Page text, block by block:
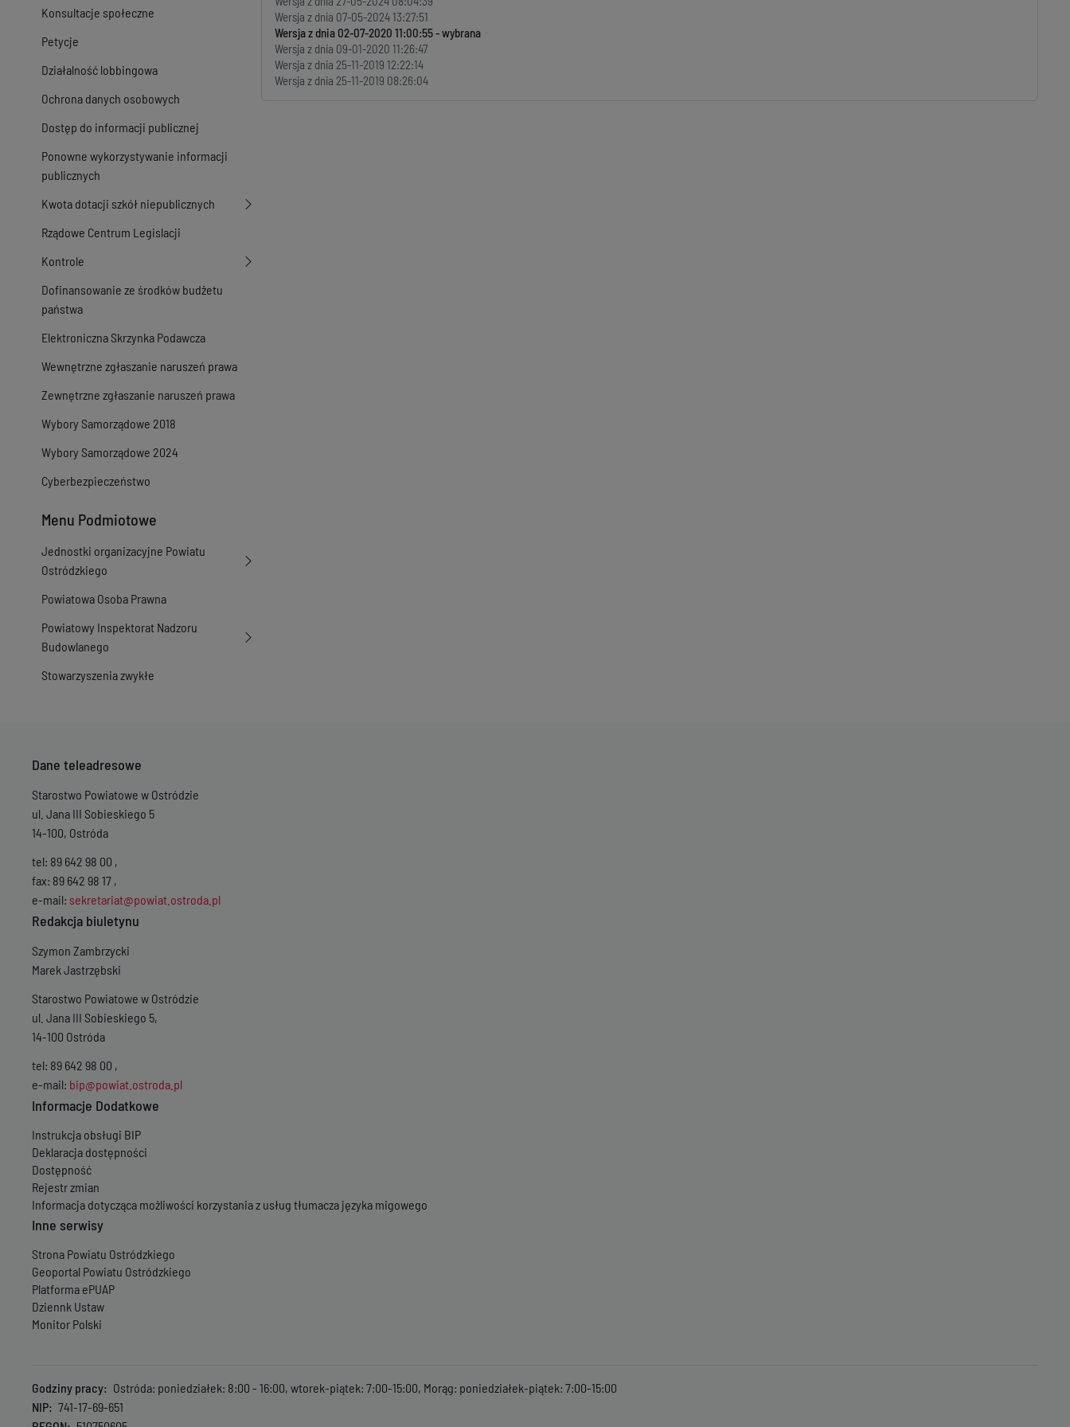
Konsultacje społeczne
Petycje
Działalność lobbingowa
Ochrona danych osobowych
Dostęp do informacji publicznej
Ponowne wykorzystywanie informacji
publicznych
Kwota dotacji szkół niepublicznych
Rządowe Centrum Legislacji
Kontrole
Dofinansowanie ze środków budżetu
państwa
Elektroniczna Skrzynka Podawcza
Wewnętrzne zgłaszanie naruszeń prawa
Zewnętrzne zgłaszanie naruszeń prawa
Wybory Samorządowe 2018
Wybory Samorządowe 2024
Cyberbezpieczeństwo
Menu Podmiotowe
Jednostki organizacyjne Powiatu
Ostródzkiego
Powiatowa Osoba Prawna
Powiatowy Inspektorat Nadzoru
Budowlanego
Stowarzyszenia zwykłe
Wersja z dnia 07-05-2024 13:27:51
Wersja z dnia 02-07-2020 11:00:55
Wersja z dnia 09-01-2020 11:26:47
Wersja z dnia 25-11-2019 12:22:14
Wersja z dnia 25-11-2019 08:26:04
Dane teleadresowe
Starostwo Powiatowe w Ostródzie
ul. Jana III Sobieskiego 5
14-100, Ostróda
tel: 89 642 98 00 ,
fax: 89 642 98 17 ,
e-mail: sekretariat@powiat.ostroda.pl
Redakcja biuletynu
Szymon Zambrzycki
Marek Jastrzębski
Starostwo Powiatowe w Ostródzie
ul. Jana III Sobieskiego 5,
14-100 Ostróda
tel: 89 642 98 00 ,
e-mail: bip@powiat.ostroda.pl
Informacje Dodatkowe
Instrukcja obsługi BIP
Deklaracja dostępności
Dostępność
Rejestr zmian
Informacja dotycząca możliwości korzystania z usług tłumacza języka migowego
Inne serwisy
Strona Powiatu Ostródzkiego
Geoportal Powiatu Ostródzkiego
Platforma ePUAP
Dziennk Ustaw
Monitor Polski
Godziny pracy
Ostróda: poniedziałek: 8:00 - 16:00, wtorek-piątek: 7:00-15:00, Morąg: poniedziałek-piątek: 7:00-15:00
NIP
741-17-69-651